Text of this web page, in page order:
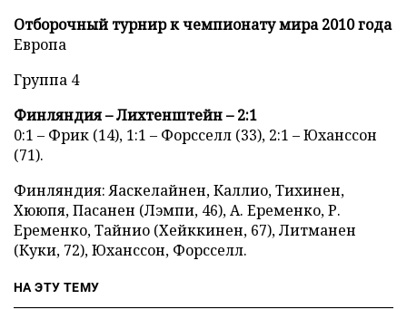
Отборочный турнир к чемпионату мира 2010 года
Европа
Группа 4
Финляндия – Лихтенштейн – 2:1
0:1 – Фрик (14), 1:1 – Форсселл (33), 2:1 – Юханссон
(71).
Финляндия: Яаскелайнен, Каллио, Тихинен,
Хююпя, Пасанен (Лэмпи, 46), А. Еременко, Р.
Еременко, Тайнио (Хейккинен, 67), Литманен
(Куки, 72), Юханссон, Форсселл.
НА ЭТУ ТЕМУ